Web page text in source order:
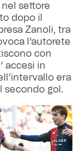
settore
dopo il
Zanoli, tra
l’autorete
con
accesi in
era
secondo gol.